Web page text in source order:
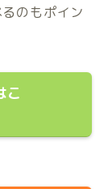
のもポイン
こ